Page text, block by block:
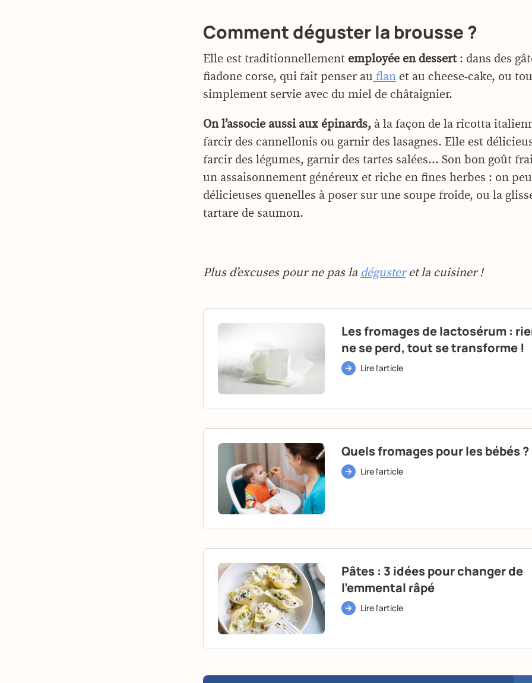
Comment déguster la brousse ?
Elle est traditionnellement employée en dessert : dans des
fiadone corse, qui fait penser au flan et au cheese-cake, ou
simplement servie avec du miel de châtaignier.
On l’associe aussi aux épinards, à la façon de la ricotta
farcir des cannellonis ou garnir des lasagnes. Elle est
farcir des légumes, garnir des tartes salées… Son bon goût
un assaisonnement généreux et riche en fines herbes : on
délicieuses quenelles à poser sur une soupe froide, ou la
tartare de saumon.
Plus d’excuses pour ne pas la dégusteret la cuisiner !
Les fromages de lactosérum :
ne se perd, tout se transforme !
Lire l'article
Quels fromages pour les bébés ?
Lire l'article
Pâtes : 3 idées pour changer de
l'emmental râpé
Lire l'article